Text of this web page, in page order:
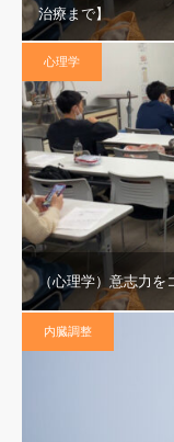
治療まで】
心理学
（心理学）意志力を
内臓調整